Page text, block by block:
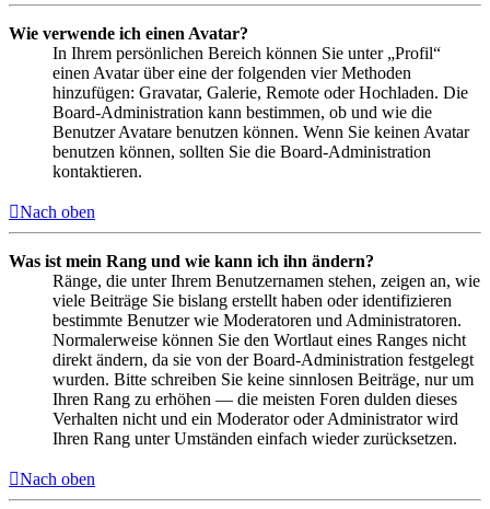
Wie verwende ich einen Avatar?
In Ihrem persönlichen Bereich können Sie unter „Profil“
einen Avatar über eine der folgenden vier Methoden
hinzufügen: Gravatar, Galerie, Remote oder Hochladen. Die
Board-Administration kann bestimmen, ob und wie die
Benutzer Avatare benutzen können. Wenn Sie keinen Avatar
benutzen können, sollten Sie die Board-Administration
kontaktieren.
Nach oben
Was ist mein Rang und wie kann ich ihn ändern?
Ränge, die unter Ihrem Benutzernamen stehen, zeigen an, wie
viele Beiträge Sie bislang erstellt haben oder identifizieren
bestimmte Benutzer wie Moderatoren und Administratoren.
Normalerweise können Sie den Wortlaut eines Ranges nicht
direkt ändern, da sie von der Board-Administration festgelegt
wurden. Bitte schreiben Sie keine sinnlosen Beiträge, nur um
Ihren Rang zu erhöhen — die meisten Foren dulden dieses
Verhalten nicht und ein Moderator oder Administrator wird
Ihren Rang unter Umständen einfach wieder zurücksetzen.
Nach oben